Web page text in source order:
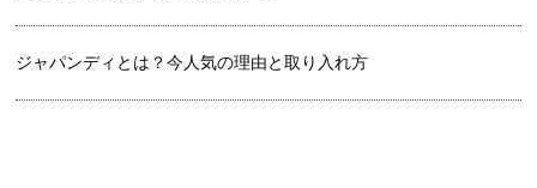
ジャパンディとは？今人気の理由と取り入れ方